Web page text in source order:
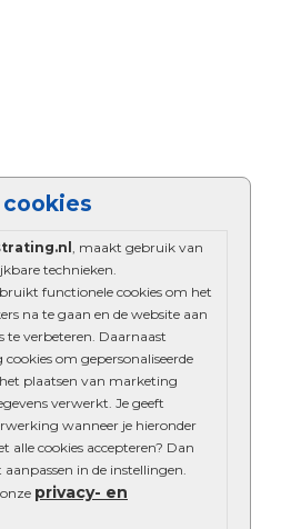
, maakt gebruik van
technieken.
functionele cookies om het
na te gaan en de website aan
te verbeteren. Daarnaast
om gepersonaliseerde
plaatsen van marketing
verwerkt. Je geeft
wanneer je hieronder
alle cookies accepteren? Dan
in de instellingen.
privacy- en